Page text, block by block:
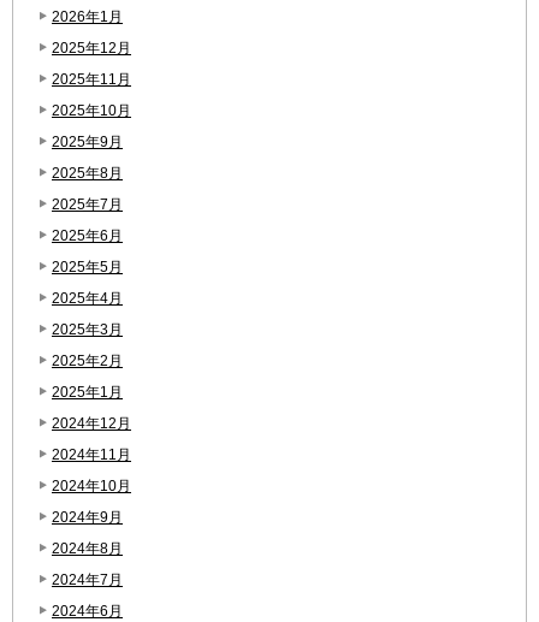
2026年1月
2025年12月
2025年11月
2025年10月
2025年9月
2025年8月
2025年7月
2025年6月
2025年5月
2025年4月
2025年3月
2025年2月
2025年1月
2024年12月
2024年11月
2024年10月
2024年9月
2024年8月
2024年7月
2024年6月